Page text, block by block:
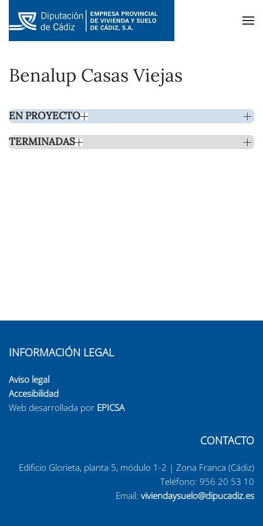
Skip to main content
Benalup Casas Viejas
EN PROYECTO
TERMINADAS
INFORMACIÓN LEGAL
Aviso legal
Accesibilidad
Web desarrollada por EPICSA
CONTACTO
Edificio Glorieta, planta 5, módulo 1-2 | Zona Franca (Cádiz)
Teléfono: 956 20 53 10
Email: viviendaysuelo@dipucadiz.es